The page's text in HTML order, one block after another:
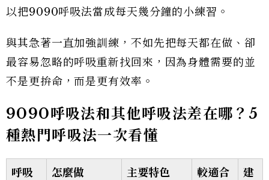
以把9090呼吸法當成每天幾分鐘的小練習。
與其急著一直加強訓練，不如先把每天都在做、卻
最容易忽略的呼吸重新找回來，因為身體需要的並
不是更拚命，而是更有效率。
9090呼吸法和其他呼吸法差在哪？5
種熱門呼吸法一次看懂
呼吸
怎麼做 主要特色
較適合
建